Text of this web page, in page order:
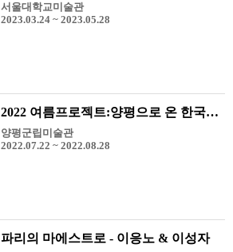
서울대학교미술관
2023.03.24 ~ 2023.05.28
2022 여름프로젝트:양평으로 온 한국미술사
양평군립미술관
2022.07.22 ~ 2022.08.28
파리의 마에스트로 - 이응노 & 이성자